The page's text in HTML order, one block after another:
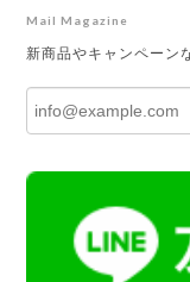
Mail Magazine
新商品やキャンペーン